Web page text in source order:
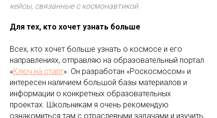
кейсы, связанные с космонавтикой
Для тех, кто хочет узнать больше
Всех, кто хочет больше узнать о космосе и его
направлениях, отправляю на образовательный портал
«Ключ на старт». Он разработан «Роскосмосом» и
интересен наличием большой базы материалов и
информации о конкретных образовательных
проектах. Школьникам я очень рекомендую
ознакомиться там с отраслевыми задачами и изучить